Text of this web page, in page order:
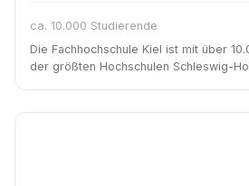
ca. 10.000 Studierende
Die Fachhochschule Kiel ist mit über
der größten Hochschulen Schleswig-